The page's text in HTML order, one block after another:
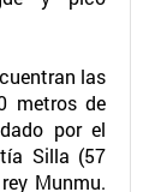
las
metros de
por el
Silla (57
Munmu.